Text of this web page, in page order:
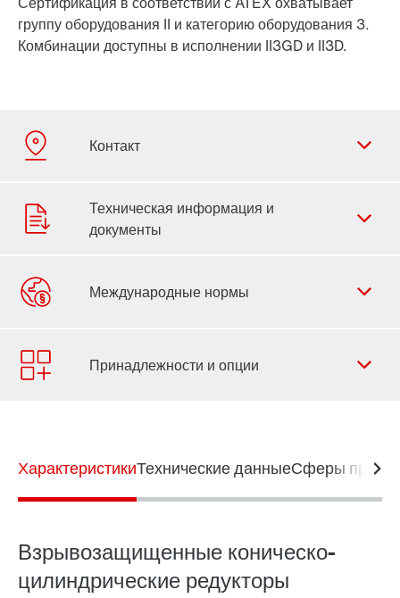
группу оборудования II и категорию оборудования 3.
Комбинации доступны в исполнении II3GD и II3D.
Форма обратной связи
Филиалы
ХарактеристикиТехнические данныеСферы
Взрывозащищенные коническо-
цилиндрические редукторы